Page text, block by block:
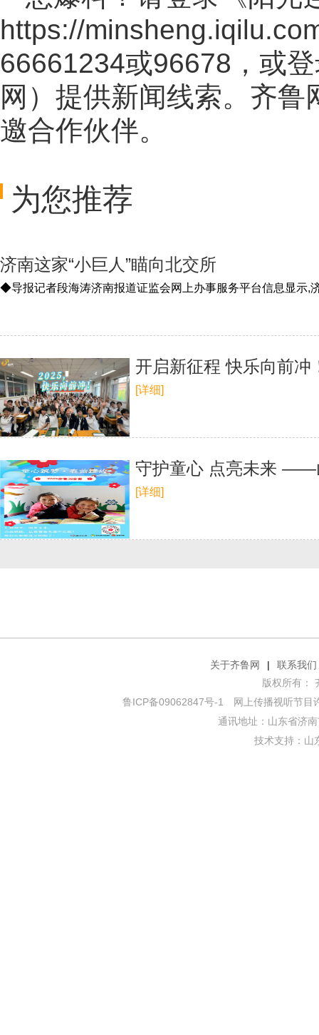
https://
66661234或96678，或
网 ）提供新闻线索。齐鲁
邀合作伙伴。
为您推荐
济南这家“小巨人”瞄向北交所
开启新征程 快乐向前冲
[详细]
守护童心 点亮未来 ——
[详细]
关于齐鲁网 |
联系我们
版权所有：
鲁ICP备09062847号-1
网上传播视听节目
通讯地址：山东省济
技术支持： 山